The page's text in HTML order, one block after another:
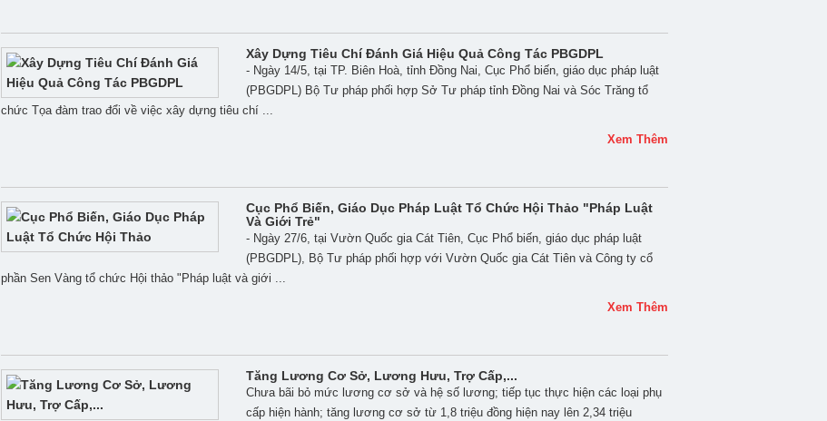
Xây Dựng Tiêu Chí Đánh Giá Hiệu Quả Công Tác PBGDPL
- Ngày 14/5, tại TP. Biên Hoà, tỉnh Đồng Nai, Cục Phổ biến, giáo dục pháp luật
(PBGDPL) Bộ Tư pháp phối hợp Sở Tư pháp tỉnh Đồng Nai và Sóc Trăng tổ
chức Tọa đàm trao đổi về việc xây dựng tiêu chí ...
Xem Thêm
Cục Phổ Biến, Giáo Dục Pháp Luật Tổ Chức Hội Thảo "Pháp Luật
Và Giới Trẻ"
- Ngày 27/6, tại Vườn Quốc gia Cát Tiên, Cục Phổ biến, giáo dục pháp luật
(PBGDPL), Bộ Tư pháp phối hợp với Vườn Quốc gia Cát Tiên và Công ty cổ
phần Sen Vàng tổ chức Hội thảo "Pháp luật và giới ...
Xem Thêm
Tăng Lương Cơ Sở, Lương Hưu, Trợ Cấp,...
Chưa bãi bỏ mức lương cơ sở và hệ số lương; tiếp tục thực hiện các loại phụ
cấp hiện hành; tăng lương cơ sở từ 1,8 triệu đồng hiện nay lên 2,34 triệu